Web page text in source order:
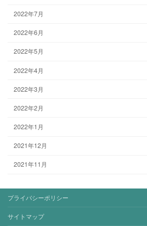
2022年7月
2022年6月
2022年5月
2022年4月
2022年3月
2022年2月
2022年1月
2021年12月
2021年11月
プライバシーポリシー
サイトマップ